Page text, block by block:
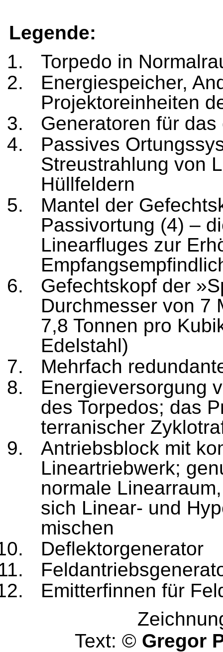
Legende:
Torpedo in
Energiespeicher,
Projektoreinheiten
Generatoren für
Passives
Streustrahlung von
Hüllfeldern
Mantel der
Passivortung (4) –
Linearfluges zur
Gefechtskopf der
Durchmesser von 7
7,8 Tonnen pro
Edelstahl)
Mehrfach
Energieversorgung
des Torpedos; das
terranischer
Antriebsblock mit
Lineartriebwerk;
normale
sich Linear- und
mischen
Deflektorgenerator
Emitterfinnen für
Text: © Gregor